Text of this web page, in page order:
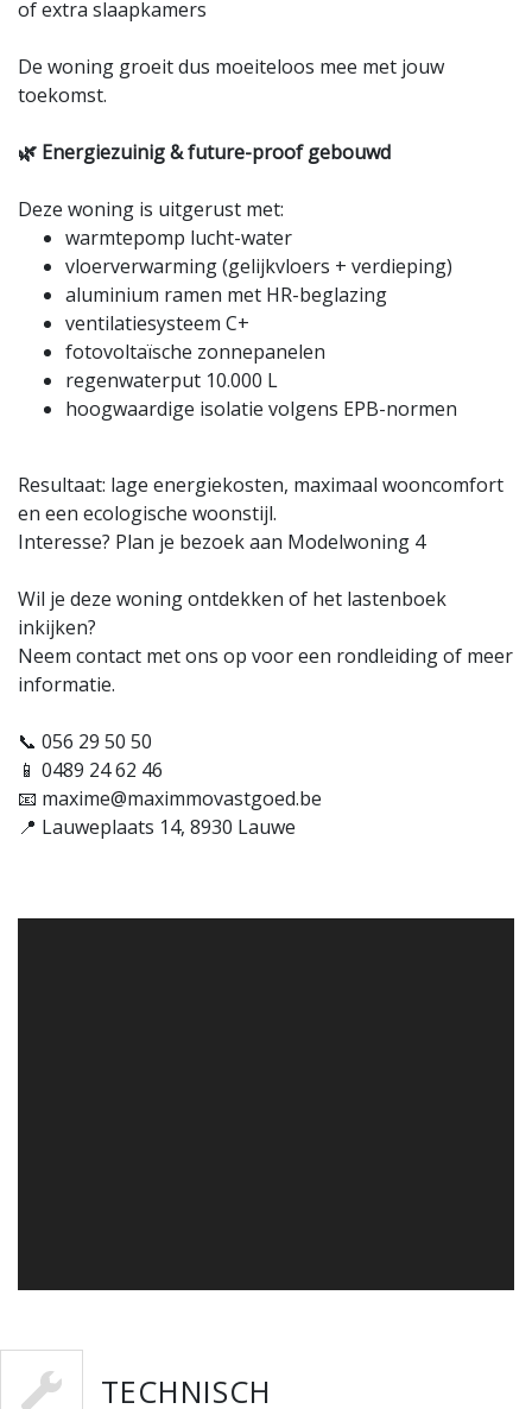
of extra slaapkamers
De woning groeit dus moeiteloos mee met jouw
toekomst.
🌿 Energiezuinig & future-proof gebouwd
Deze woning is uitgerust met:
warmtepomp lucht-water
vloerverwarming (gelijkvloers + verdieping)
aluminium ramen met HR-beglazing
ventilatiesysteem C+
fotovoltaïsche zonnepanelen
regenwaterput 10.000 L
hoogwaardige isolatie volgens EPB-normen
Resultaat: lage energiekosten, maximaal wooncomfort
en een ecologische woonstijl.
Interesse? Plan je bezoek aan Modelwoning 4
Wil je deze woning ontdekken of het lastenboek
inkijken?
Neem contact met ons op voor een rondleiding of meer
informatie.
📞 056 29 50 50
📱 0489 24 62 46
📧 maxime@maximmovastgoed.be
📍 Lauweplaats 14, 8930 Lauwe
TECHNISCH